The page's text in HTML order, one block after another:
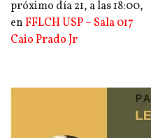
próximo día 21, a las 18:00,
enFFLCH USP – Sala 017
Caio Prado Jr